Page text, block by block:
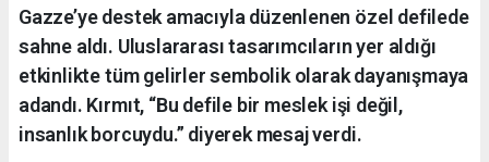
Gazze’ye destek amacıyla düzenlenen özel defilede
sahne aldı. Uluslararası tasarımcıların yer aldığı
etkinlikte tüm gelirler sembolik olarak dayanışmaya
adandı. Kırmıt, “Bu defile bir meslek işi değil,
insanlık borcuydu.” diyerek mesaj verdi.